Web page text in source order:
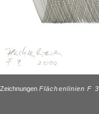
Zeichnungen Flächenlinien F 3